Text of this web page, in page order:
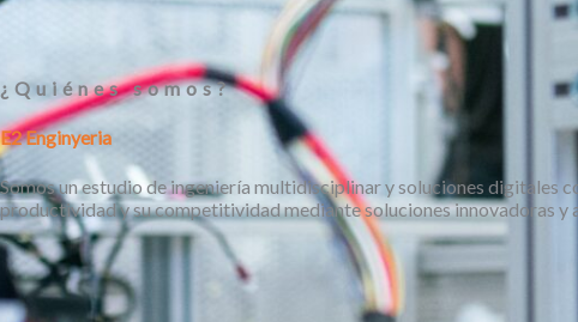
¿Quiénes somos?
E2 Enginyeria
Somos un estudio de ingeniería multidisciplinar y soluciones digitales
productividad y su competitividad mediante soluciones innovadoras y